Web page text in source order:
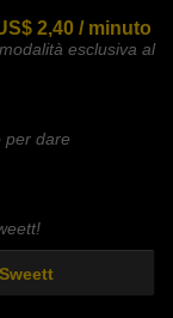
2,40 / minuto
esclusiva al
per dare